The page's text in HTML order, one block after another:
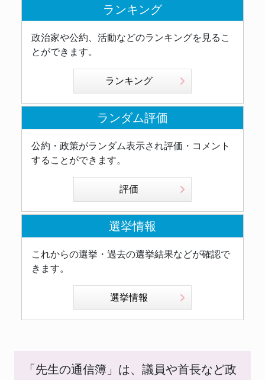
ランキング
政治家や公約、活動などのランキングを見るこ
とができます。
ランキング
ランダム評価
公約・政策がランダム表示され評価・コメント
することができます。
評価
選挙情報
これからの選挙・過去の選挙結果などが確認で
きます。
選挙情報
「先生の通信簿」は、議員や首長など政